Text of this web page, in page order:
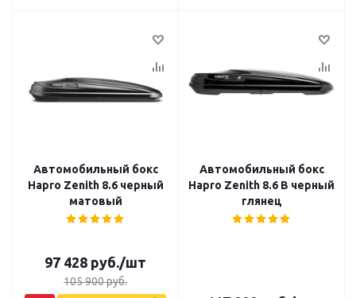
Автомобильный бокс
Hapro Zenith 8.6 черный
матовый
97 428 руб./шт
105 900руб.
Автомобильный бокс
Hapro Zenith 8.6 B черный
глянец